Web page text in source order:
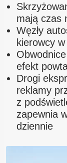
mają czas
Węzły
kierowcy
efekt
Drogi
reklamy
z
zapewnia
dziennie